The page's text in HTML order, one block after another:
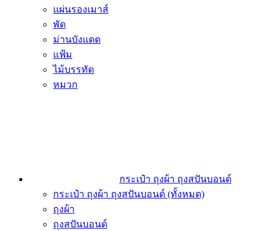
แผ่นรองเมาส์
พัด
ม่านบังแดด
แฟ้ม
ไม้บรรทัด
หมวก
กระเป๋า ถุงผ้า ถุงสปันบอนด์
กระเป๋า ถุงผ้า ถุงสปันบอนด์ (ทั้งหมด)
ถุงผ้า
ถุงสปันบอนด์